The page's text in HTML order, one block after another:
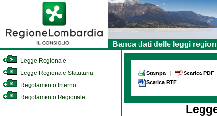
Banca dati delle leggi
Legge Regionale
Legge Regionale Statutaria
Regolamento Interno
Regolamento Regionale
Stampa |
Scarica PDF
Scarica RTF